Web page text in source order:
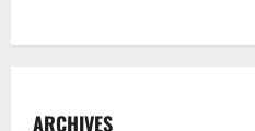
ARCHIVES